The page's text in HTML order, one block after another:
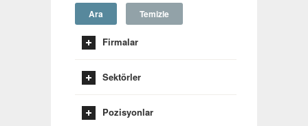
Ara Temizle
Firmalar
Sektörler
Pozisyonlar